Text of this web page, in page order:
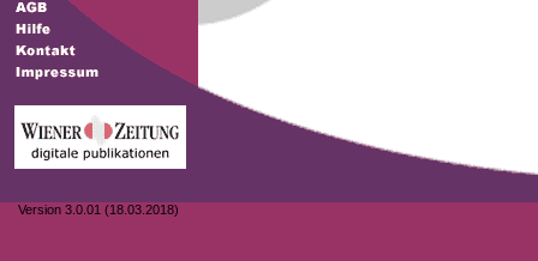
Version 3.0.01 (18.03.2018)